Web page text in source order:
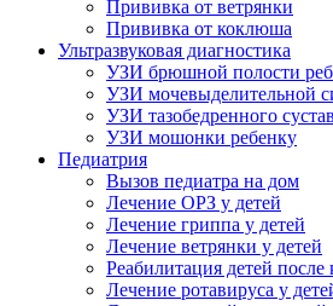
Прививка от ветрянки
Прививка от коклюша
Ультразвуковая диагностика
УЗИ брюшной полости
УЗИ мочевыделительной
УЗИ тазобедренного
УЗИ мошонки ребенку
Педиатрия
Вызов педиатра на дом
Лечение ОРЗ у детей
Лечение гриппа у детей
Лечение ветрянки у детей
Реабилитация детей после
Лечение ротавируса у